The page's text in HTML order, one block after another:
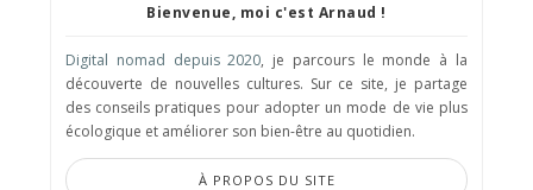
Bienvenue, moi c'est Arnaud !
Digital nomad depuis 2020, je parcours le monde à la
découverte de nouvelles cultures. Sur ce site, je partage
des conseils pratiques pour adopter un mode de vie plus
écologique et améliorer son bien-être au quotidien.
À PROPOS DU SITE